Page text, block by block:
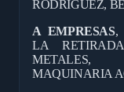
RODRÍGUEZ,
A EMPRESAS,
LA
METALES,
MAQUINARIA